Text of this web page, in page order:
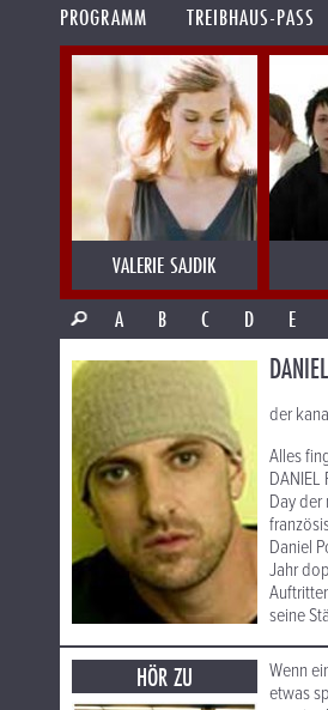
PROGRAMM TREIBHAUS-PASS
VALERIE SAJDIK
A
B C D E
der
Alles
Day der
Daniel
Jahr
seine
HÖR ZU
Wenn
etwas